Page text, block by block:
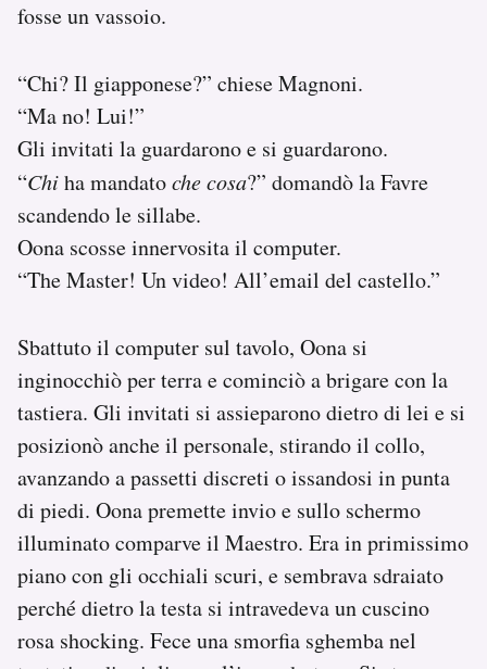
fosse un vassoio.
“Chi? Il giapponese?” chiese Magnoni.
“Ma no! Lui!”
Gli invitati la guardarono e si guardarono.
“Chiha mandatoche cosa?” domandò la Favre
scandendo le sillabe.
Oona scosse innervosita il computer.
“The Master! Un video! All’email del castello.”
Sbattuto il computer sul tavolo, Oona si
inginocchiò per terra e cominciò a brigare con la
tastiera. Gli invitati si assieparono dietro di lei e si
posizionò anche il personale, stirando il collo,
avanzando a passetti discreti o issandosi in punta
di piedi. Oona premette invio e sullo schermo
illuminato comparve il Maestro. Era in primissimo
piano con gli occhiali scuri, e sembrava sdraiato
perché dietro la testa si intravedeva un cuscino
rosa shocking. Fece una smorfia sghemba nel